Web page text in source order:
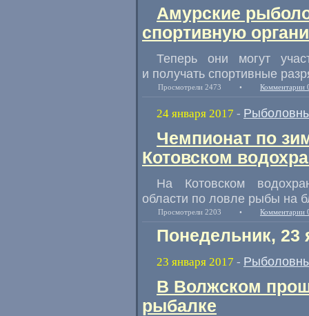
Амурские
спортивную
Теперь они могут
и получать спортивные
Просмотрели 2473 • Комментарии
24 января 2017 -
Чемпионат по
Котовском
На Котовском
области по ловле рыбы на
Просмотрели 2203 • Комментарии
Понедельник, 23
23 января 2017 -
В Волжском
рыбалке